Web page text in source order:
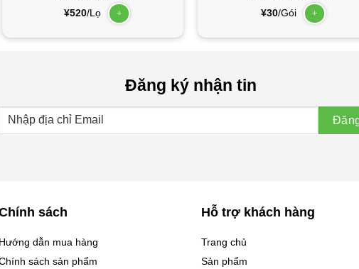
¥520/Lọ +
¥30/Gói +
Đăng ký nhận tin
sách
Hướng dẫn mua hàng
sách sản phẩm
Hỗ trợ khách hàng
Trang chủ
Sản phẩm